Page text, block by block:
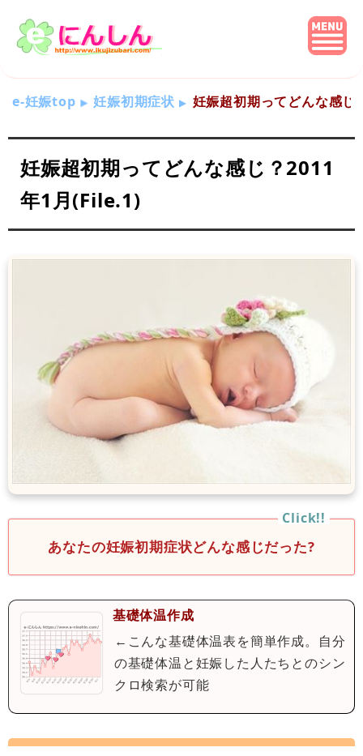
e-妊娠top 妊娠初期症状 妊娠超初期ってどんな感
妊娠超初期ってどんな感じ？2011
年1月(File.1)
あなたの妊娠初期症状どんな感じだった?
基礎体温作成
←こんな基礎体温表を簡単作成。自分
の基礎体温と妊娠した人たちとのシン
クロ検索が可能